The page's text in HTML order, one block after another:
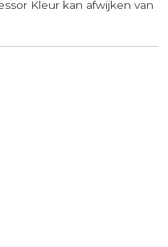
Kleur kan afwijken van